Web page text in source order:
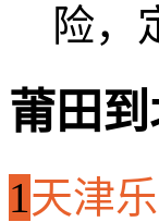
险，
莆田
1天津